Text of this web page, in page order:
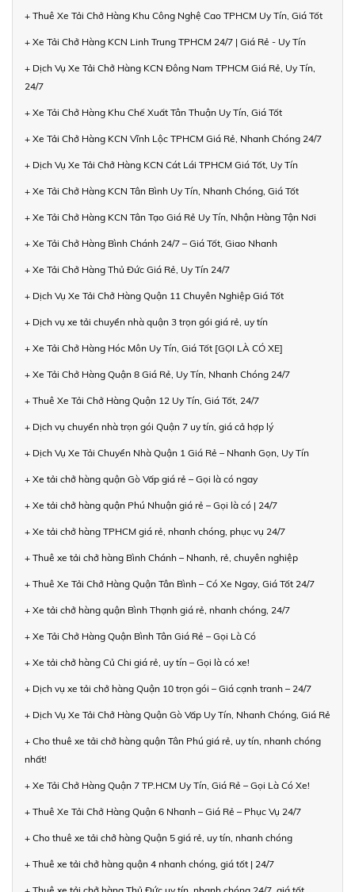
+ Thuê Xe Tải Chở Hàng Khu Công Nghệ Cao TPHCM Uy Tín, Giá Tốt
+ Xe Tải Chở Hàng KCN Linh Trung TPHCM 24/7 | Giá Rẻ - Uy Tín
+ Dịch Vụ Xe Tải Chở Hàng KCN Đông Nam TPHCM Giá Rẻ, Uy Tín,
24/7
+ Xe Tải Chở Hàng Khu Chế Xuất Tân Thuận Uy Tín, Giá Tốt
+ Xe Tải Chở Hàng KCN Vĩnh Lộc TPHCM Giá Rẻ, Nhanh Chóng 24/7
+ Dịch Vụ Xe Tải Chở Hàng KCN Cát Lái TPHCM Giá Tốt, Uy Tín
+ Xe Tải Chở Hàng KCN Tân Bình Uy Tín, Nhanh Chóng, Giá Tốt
+ Xe Tải Chở Hàng KCN Tân Tạo Giá Rẻ Uy Tín, Nhận Hàng Tận Nơi
+ Xe Tải Chở Hàng Bình Chánh 24/7 – Giá Tốt, Giao Nhanh
+ Xe Tải Chở Hàng Thủ Đức Giá Rẻ, Uy Tín 24/7
+ Dịch Vụ Xe Tải Chở Hàng Quận 11 Chuyên Nghiệp Giá Tốt
+ Dịch vụ xe tải chuyển nhà quận 3 trọn gói giá rẻ, uy tín
+ Xe Tải Chở Hàng Hóc Môn Uy Tín, Giá Tốt [GỌI LÀ CÓ XE]
+ Xe Tải Chở Hàng Quận 8 Giá Rẻ, Uy Tín, Nhanh Chóng 24/7
+ Thuê Xe Tải Chở Hàng Quận 12 Uy Tín, Giá Tốt, 24/7
+ Dịch vụ chuyển nhà trọn gói Quận 7 uy tín, giá cả hợp lý
+ Dịch Vụ Xe Tải Chuyển Nhà Quận 1 Giá Rẻ – Nhanh Gọn, Uy Tín
+ Xe tải chở hàng quận Gò Vấp giá rẻ – Gọi là có ngay
+ Xe tải chở hàng quận Phú Nhuận giá rẻ – Gọi là có | 24/7
+ Xe tải chở hàng TPHCM giá rẻ, nhanh chóng, phục vụ 24/7
+ Thuê xe tải chở hàng Bình Chánh – Nhanh, rẻ, chuyên nghiệp
+ Thuê Xe Tải Chở Hàng Quận Tân Bình – Có Xe Ngay, Giá Tốt 24/7
+ Xe tải chở hàng quận Bình Thạnh giá rẻ, nhanh chóng, 24/7
+ Xe Tải Chở Hàng Quận Bình Tân Giá Rẻ – Gọi Là Có
+ Xe tải chở hàng Củ Chi giá rẻ, uy tín – Gọi là có xe!
+ Dịch vụ xe tải chở hàng Quận 10 trọn gói – Giá cạnh tranh – 24/7
+ Dịch Vụ Xe Tải Chở Hàng Quận Gò Vấp Uy Tín, Nhanh Chóng, Giá Rẻ
+ Cho thuê xe tải chở hàng quận Tân Phú giá rẻ, uy tín, nhanh chóng
nhất!
+ Xe Tải Chở Hàng Quận 7 TP.HCM Uy Tín, Giá Rẻ – Gọi Là Có Xe!
+ Thuê Xe Tải Chở Hàng Quận 6 Nhanh – Giá Rẻ – Phục Vụ 24/7
+ Cho thuê xe tải chở hàng Quận 5 giá rẻ, uy tín, nhanh chóng
+ Thuê xe tải chở hàng quận 4 nhanh chóng, giá tốt | 24/7